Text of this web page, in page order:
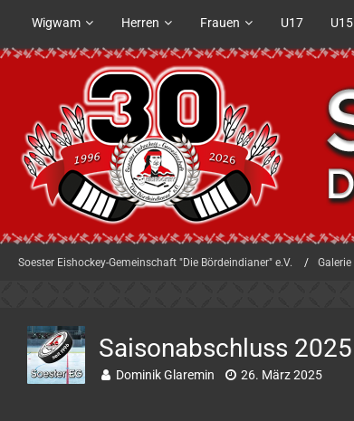
Wigwam Herren Frauen U17 U15
Soester Eishockey-Gemeinschaft "Die Bördeindianer" e.V. Galerie
Saisonabschluss 2025
Dominik Glaremin 26. März 2025